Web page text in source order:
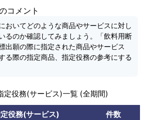
コメント
おいてどのような商品やサービスに対し
るのか確認してみましょう。「飲料用断
出願の際に指定された商品やサービス
る際の指定商品、指定役務の参考にする
定役務(サービス)一覧 (全期間)
役務(サービス) 件数